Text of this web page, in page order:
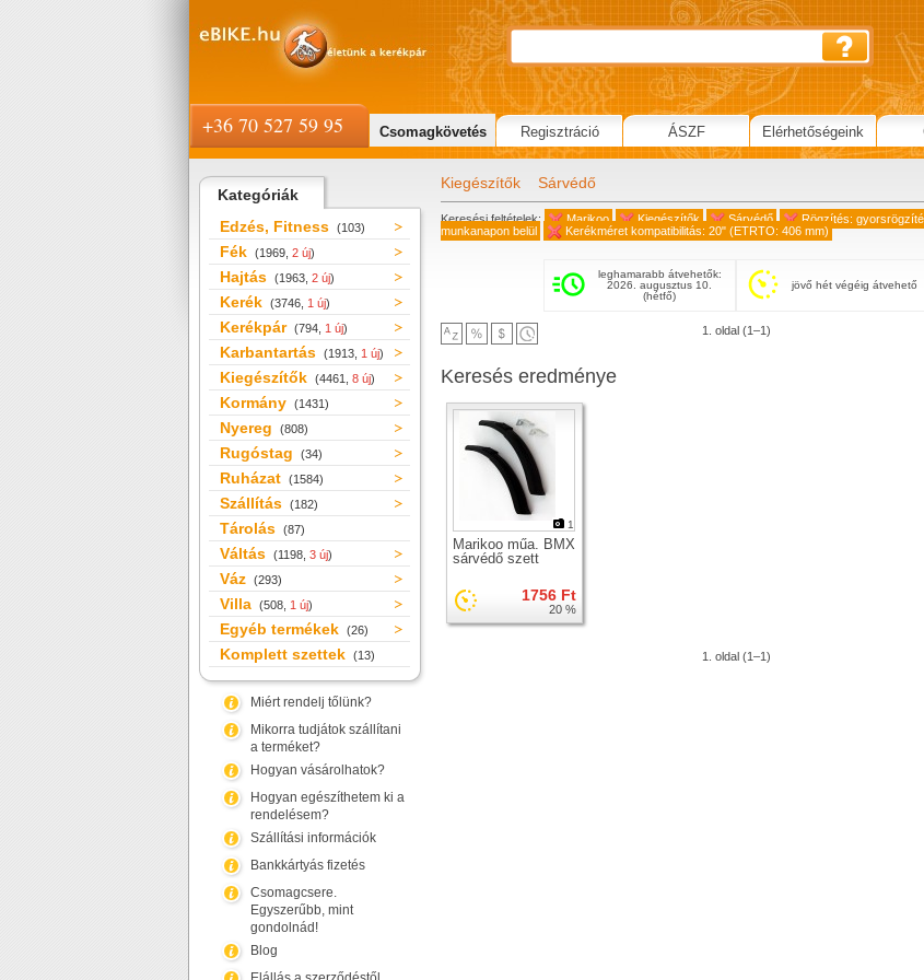
Kategóriák
Edzés, Fitness (103)
Fék (1969, 2 új)
Hajtás (1963, 2 új)
Kerék (3746, 1 új)
Kerékpár (794, 1 új)
Karbantartás (1913, 1 új)
Kiegészítők (4461, 8 új)
Kormány (1431)
Nyereg (808)
Rugóstag (34)
Ruházat (1584)
Szállítás (182)
Tárolás (87)
Váltás (1198, 3 új)
Váz (293)
Villa (508, 1 új)
Egyéb termékek (26)
Komplett szettek (13)
Miért rendelj tőlünk?
Mikorra tudjátok szállítani
a terméket?
Hogyan vásárolhatok?
Hogyan egészíthetem ki a
rendelésem?
Szállítási információk
Bankkártyás fizetés
Csomagcsere.
Egyszerűbb, mint
gondolnád!
Blog
Kiegészítők Sárvédő
Keresési feltételek: Marikoo Kiegészítők Sárvédő Rögzítés:
munkanapon belül
Kerékméret kompatibilitás: 20" (ETRTO: 406 mm)
leghamarabb átvehetők:
2026. augusztus 10.
(hétfő)
jövő hét végéig átvehető
1. oldal (1–1)
Keresés eredménye
1
Marikoo műa. BMX
sárvédő szett
1756 Ft
20 %
1. oldal (1–1)
+36 70 527 59 95 Csomagkövetés Regisztráció ÁSZF Elérhetőségeink